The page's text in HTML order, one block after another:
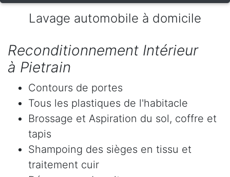
Lavage automobile à domicile
Reconditionnement Intérieur
à Pietrain
Contours de portes
Tous les plastiques de l'habitacle
Brossage et Aspiration du sol, coffre et
tapis
Shampoing des sièges en tissu et
traitement cuir